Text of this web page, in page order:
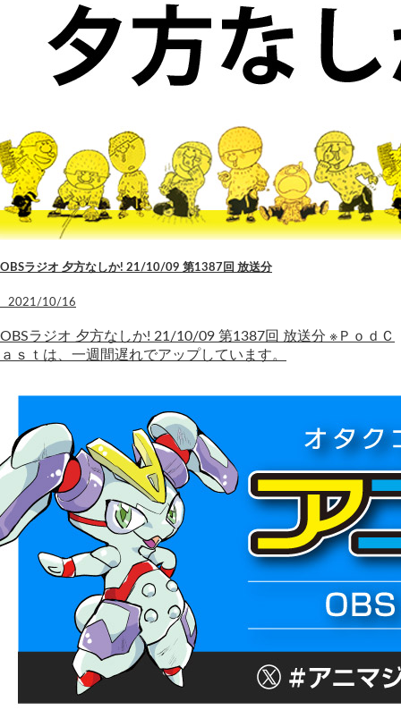
OBSラジオ 夕方なしか! 21/10/09 第1387回 放送分
2021/10/16
OBSラジオ 夕方なしか! 21/10/09 第1387回 放送分 ※ＰｏｄＣ
ａｓｔは、一週間遅れでアップしています。